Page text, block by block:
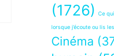
(1726)
Ce
lorsque j’écoute ou lis
Cinéma